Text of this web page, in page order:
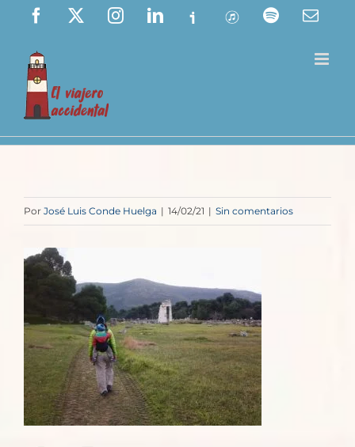
Saltar
contenido
Facebook InstagramLinkedIn
Ivoox ITunes Spotify
Por José Luis Conde Huelga | 14/02/21 | Sin comentarios